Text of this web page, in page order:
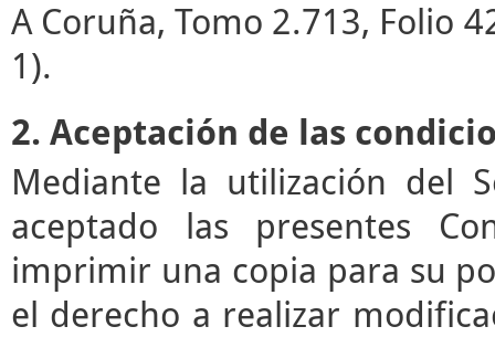
A Coruña, Tomo 2.713, Folio
1).
2. Aceptación de las
Mediante la utilización del
aceptado las presentes
imprimir una copia para su
el derecho a realizar